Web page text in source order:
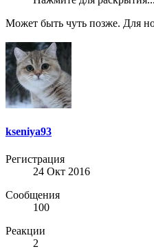
Может быть чуть позже. Для
kseniya93
Регистрация
24 Окт 2016
Сообщения
100
Реакции
2